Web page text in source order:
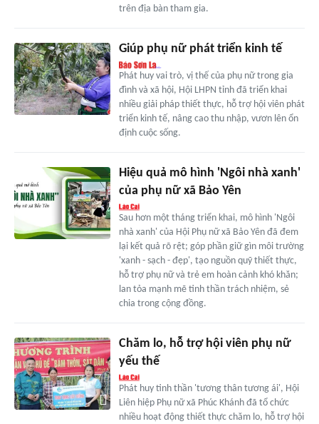
trên địa bàn tham gia.
Giúp phụ nữ phát triển kinh tế
Phát huy vai trò, vị thế của phụ nữ trong gia
đình và xã hội, Hội LHPN tỉnh đã triển khai
nhiều giải pháp thiết thực, hỗ trợ hội viên phát
triển kinh tế, nâng cao thu nhập, vươn lên ổn
định cuộc sống.
Hiệu quả mô hình 'Ngôi nhà xanh'
của phụ nữ xã Bảo Yên
Sau hơn một tháng triển khai, mô hình 'Ngôi
nhà xanh' của Hội Phụ nữ xã Bảo Yên đã đem
lại kết quả rõ rệt; góp phần giữ gìn môi trường
'xanh - sạch - đẹp', tạo nguồn quỹ thiết thực,
hỗ trợ phụ nữ và trẻ em hoàn cảnh khó khăn;
lan tỏa mạnh mẽ tinh thần trách nhiệm, sẻ
chia trong cộng đồng.
Chăm lo, hỗ trợ hội viên phụ nữ
yếu thế
Phát huy tinh thần 'tương thân tương ái', Hội
Liên hiệp Phụ nữ xã Phúc Khánh đã tổ chức
nhiều hoạt động thiết thực chăm lo, hỗ trợ hội